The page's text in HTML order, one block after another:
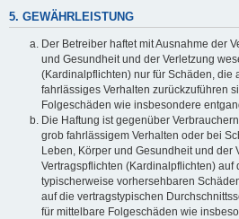
5. GEWÄHRLEISTUNG
Der Betreiber haftet mit Ausnahme der
und Gesundheit und der Verletzung
(Kardinalpflichten) nur für Schäden, die
fahrlässiges Verhalten zurückzuführen
Folgeschäden wie insbesondere
Die Haftung ist gegenüber
grob fahrlässigem Verhalten oder bei
Leben, Körper und Gesundheit und der
Vertragspflichten (Kardinalpflichten) auf
typischerweise vorhersehbaren
auf die vertragstypischen
für mittelbare Folgeschäden wie